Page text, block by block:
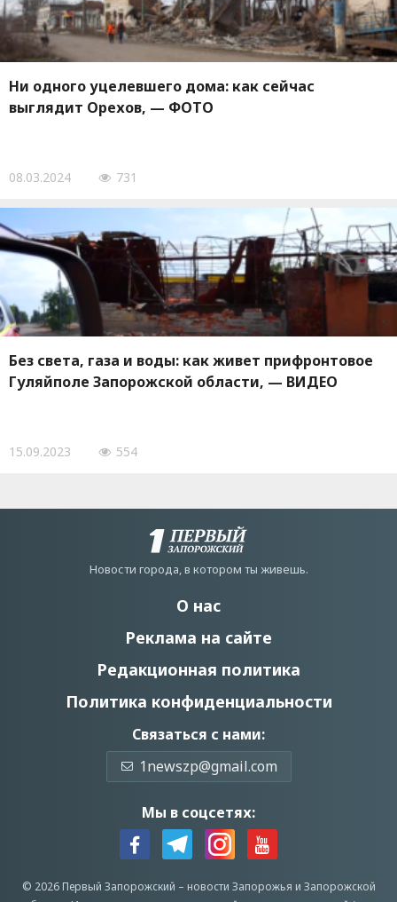
Ни одного уцелевшего дома: как сейчас
выглядит Орехов, — ФОТО
08.03.2024 731
Без света, газа и воды: как живет прифронтовое
Гуляйполе Запорожской области, — ВИДЕО
15.09.2023 554
Новости города, в котором ты живешь.
О нас
Реклама на сайте
Редакционная политика
Политика конфиденциальности
Связаться с нами:
1newszp@gmail.com
Мы в соцсетях:
© 2026 Первый Запорожский – новости Запорожья и Запорожской